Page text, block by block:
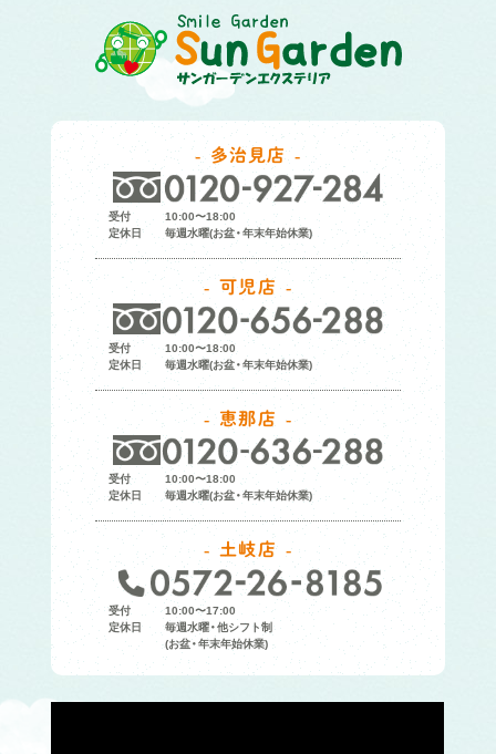
多治見店
受付
10:00〜18:00
定休日
毎週水曜(お盆・年末年始休業)
可児店
受付
10:00〜18:00
定休日
毎週水曜(お盆・年末年始休業)
恵那店
受付
10:00〜18:00
定休日
毎週水曜(お盆・年末年始休業)
土岐店
受付
10:00〜17:00
定休日
毎週水曜・他シフト制
(お盆・年末年始休業)